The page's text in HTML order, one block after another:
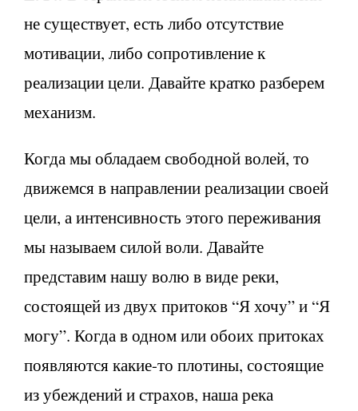
не существует, есть либо отсутствие
мотивации, либо сопротивление к
реализации цели. Давайте кратко разберем
механизм.
Когда мы обладаем свободной волей, то
движемся в направлении реализации своей
цели, а интенсивность этого переживания
мы называем силой воли. Давайте
представим нашу волю в виде реки,
состоящей из двух притоков “Я хочу” и “Я
могу”. Когда в одном или обоих притоках
появляются какие-то плотины, состоящие
из убеждений и страхов, наша река